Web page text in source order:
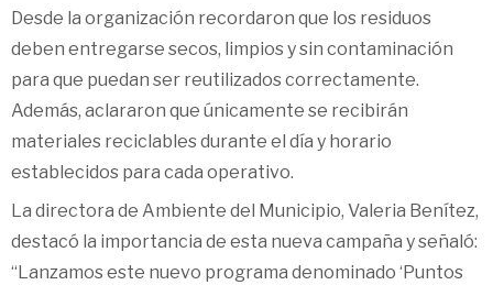
Desde la organización recordaron que los residuos
deben entregarse secos, limpios y sin contaminación
para que puedan ser reutilizados correctamente.
Además, aclararon que únicamente se recibirán
materiales reciclables durante el día y horario
establecidos para cada operativo.
La directora de Ambiente del Municipio, Valeria Benítez,
destacó la importancia de esta nueva campaña y señaló:
“Lanzamos este nuevo programa denominado ‘Puntos